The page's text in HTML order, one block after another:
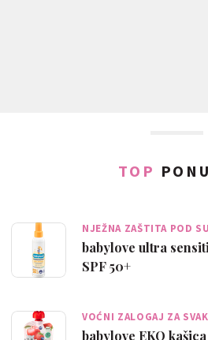
TOP
NJEŽNA ZAŠTITA POD
babylove ultra
SPF 50+
VOĆNI ZALOGAJ ZA
babylove EKO